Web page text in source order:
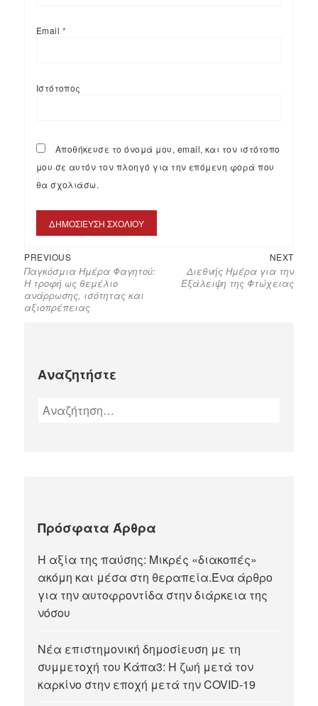
Email *
Ιστότοπος
Αποθήκευσε το όνομά μου, email, και τον ιστότοπο
μου σε αυτόν τον πλοηγό για την επόμενη φορά που
θα σχολιάσω.
PREVIOUS
Παγκόσμια Ημέρα Φαγητού:
Η τροφή ως θεμέλιο
ανάρρωσης, ισότητας και
αξιοπρέπειας
NEXT
Διεθνής Ημέρα για την
Εξάλειψη της Φτώχειας
Αναζητήστε
Πρόσφατα Άρθρα
Η αξία της παύσης: Μικρές «διακοπές»
ακόμη και μέσα στη θεραπεία.Ένα άρθρο
για την αυτοφροντίδα στην διάρκεια της
νόσου
Νέα επιστημονική δημοσίευση με τη
συμμετοχή του Κάπα3: Η ζωή μετά τον
καρκίνο στην εποχή μετά την COVID-19